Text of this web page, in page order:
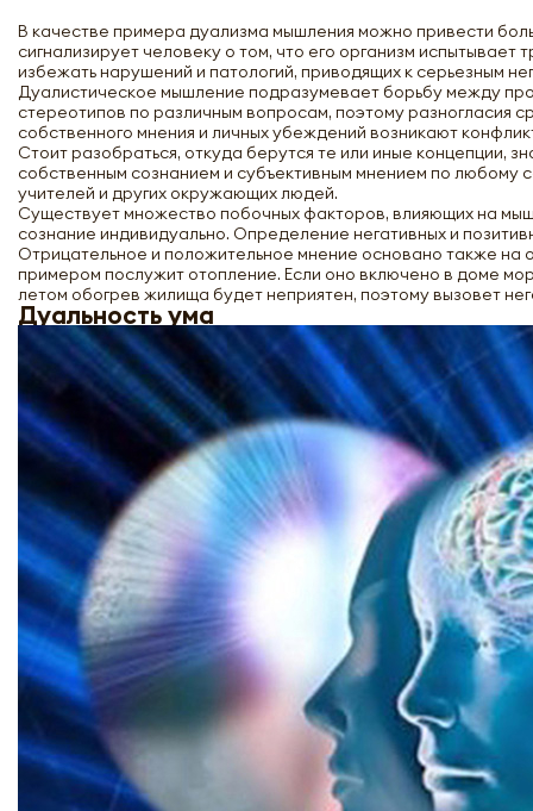
В качестве примера дуализма мышления можно привести
сигнализирует человеку о том, что его организм
избежать нарушений и патологий, приводящих к серьезным
Дуалистическое мышление подразумевает борьбу между
стереотипов по различным вопросам, поэтому разногласия
собственного мнения и личных убеждений возникают
Стоит разобраться, откуда берутся те или иные концепции,
собственным сознанием и субъективным мнением по любому
учителей и других окружающих людей.
Существует множество побочных факторов, влияющих на
сознание индивидуально. Определение негативных и
Отрицательное и положительное мнение основано также
примером послужит отопление. Если оно включено в доме
летом обогрев жилища будет неприятен, поэтому вызовет
Дуальность ума